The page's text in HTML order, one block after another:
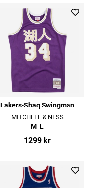
Lakers-Shaq Swingman
MITCHELL & NESS
M L
1299 kr